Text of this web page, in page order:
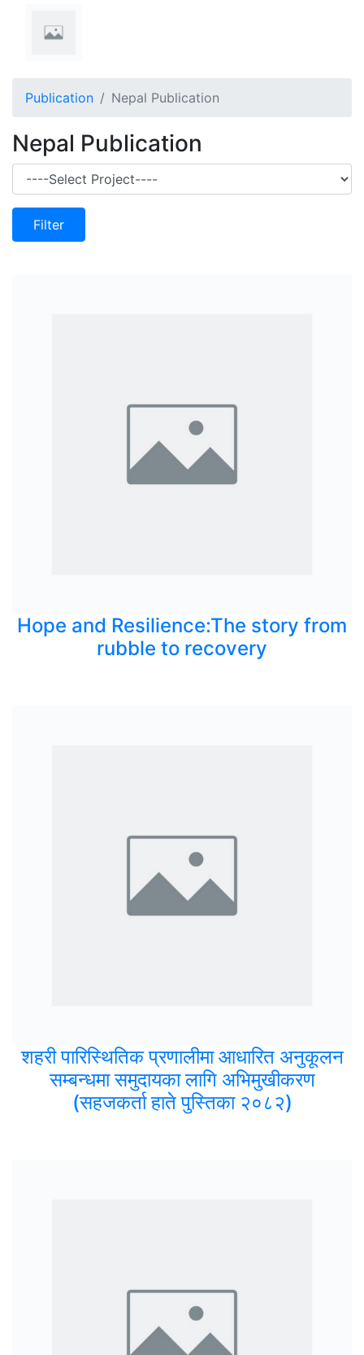
Publication Nepal Publication
Nepal Publication
Filter
Hope and Resilience:The story from
rubble to recovery
शहरी पारिस्थितिक प्रणालीमा आधारित अनुकूलन
सम्बन्धमा समुदायका लागि अभिमुखीकरण
(सहजकर्ता हाते पुस्तिका २०८२)